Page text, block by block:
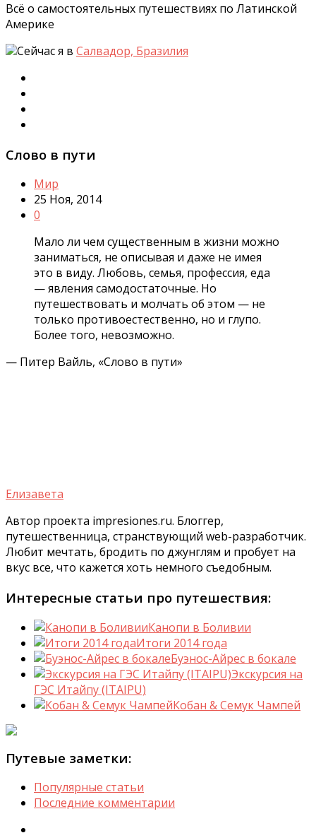
Всё о самостоятельных путешествиях по Латинской
Америке
Сейчас я в Салвадор, Бразилия
Слово в пути
Мир
25 Ноя, 2014
0
Мало ли чем существенным в жизни можно
заниматься, не описывая и даже не имея
это в виду. Любовь, семья, профессия, еда
— явления самодостаточные. Но
путешествовать и молчать об этом — не
только противоестественно, но и глупо.
Более того, невозможно.
— Питер Вайль, «Слово в пути»
Елизавета
Автор проекта impresiones.ru. Блоггер,
путешественница, странствующий web-разработчик.
Любит мечтать, бродить по джунглям и пробует на
вкус все, что кажется хоть немного съедобным.
Интересные статьи про путешествия:
Канопи в Боливии
Итоги 2014 года
Буэнос-Айрес в бокале
Экскурсия на
ГЭС Итайпу (ITAIPU)
Кобан & Семук Чампей
Путевые заметки:
Популярные статьи
Последние комментарии